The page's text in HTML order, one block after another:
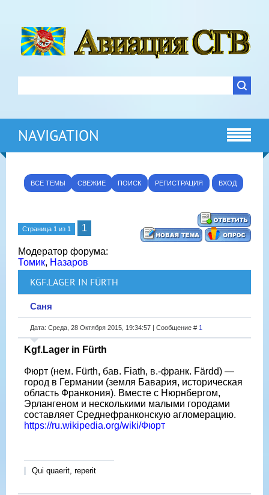
NAVIGATION
ВСЕ ТЕМЫ СВЕЖИЕ ПОИСК РЕГИСТРАЦИЯ ВХОД
Страница 1 из 1 1
Модератор форума:
Томик, Назаров
KGF.LAGER IN FÜRTH
Саня
Дата: Среда, 28 Октября 2015, 19:34:57 | Сообщение # 1
Kgf.Lager in Fürth
Фюрт (нем. Fürth, бав. Fiath, в.-франк. Färdd) —
город в Германии (земля Бавария, историческая
область Франкония). Вместе с Нюрнбергом,
Эрлангеном и несколькими малыми городами
составляет Среднефранконскую агломерацию.
https://ru.wikipedia.org/wiki/Фюрт
Qui quaerit, reperit